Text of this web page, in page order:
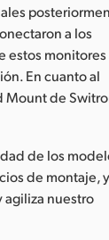
a los
estos monitores
En cuanto al
Mount de
de los
de montaje, y
agiliza nuestro